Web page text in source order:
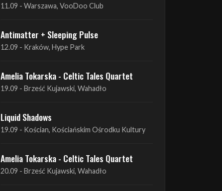
11.09 - Warszawa, VooDoo Club
Antimatter + Sleeping Pulse
12.09 - Kraków, Hype Park
Amelia Tokarska - Celtic Tales Quartet
19.09 - Brześć Kujawski, Wahadło
Liquid Shadows
19.09 - Kościan, Kościańskim Ośrodku Kultury
Amelia Tokarska - Celtic Tales Quartet
20.09 - Brześć Kujawski, Wahadło